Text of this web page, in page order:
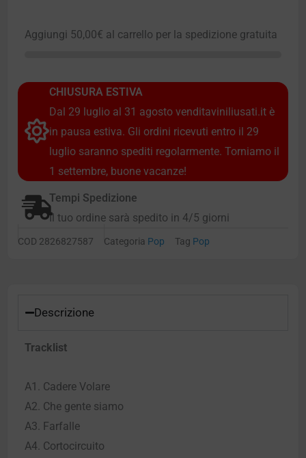
Aggiungi 50,00€ al carrello per la spedizione gratuita
CHIUSURA ESTIVA
Dal 29 luglio al 31 agosto venditaviniliusati.it è
in pausa estiva. Gli ordini ricevuti entro il 29
luglio saranno spediti regolarmente. Torniamo il
1 settembre, buone vacanze!
Tempi Spedizione
Il tuo ordine sarà spedito in 4/5 giorni
COD 2826827587 Categoria Pop Tag Pop
Descrizione
Tracklist
A1. Cadere Volare
A2. Che gente siamo
A3. Farfalle
A4. Cortocircuito